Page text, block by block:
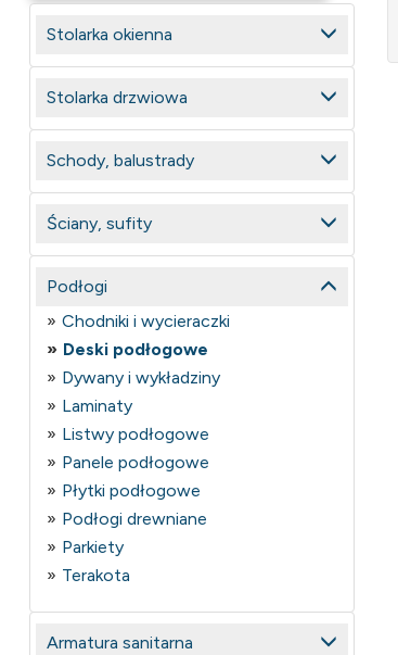
Stolarka okienna
Stolarka drzwiowa
Schody, balustrady
Ściany, sufity
Podłogi
Chodniki i wycieraczki
Deski podłogowe
Dywany i wykładziny
Laminaty
Listwy podłogowe
Panele podłogowe
Płytki podłogowe
Podłogi drewniane
Parkiety
Terakota
Armatura sanitarna